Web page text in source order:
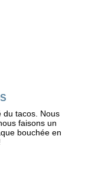
du tacos. Nous
faisons un
bouchée en